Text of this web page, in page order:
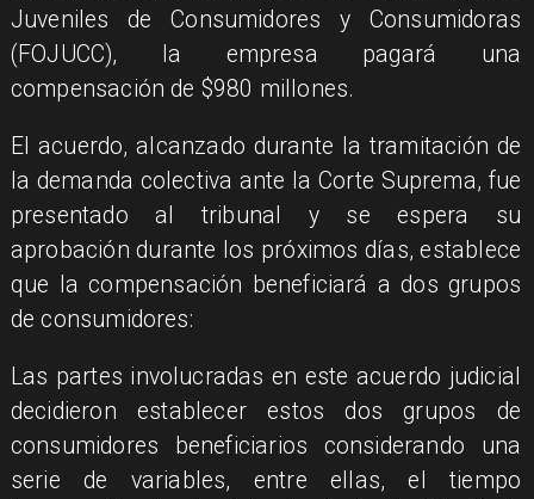
Juveniles de Consumidores y Consumidoras
(FOJUCC), la empresa pagará una
compensación de $980 millones.
El acuerdo, alcanzado durante la tramitación de
la demanda colectiva ante la Corte Suprema, fue
presentado al tribunal y se espera su
aprobación durante los próximos días, establece
que la compensación beneficiará a dos grupos
de consumidores:
Las partes involucradas en este acuerdo judicial
decidieron establecer estos dos grupos de
consumidores beneficiarios considerando una
serie de variables, entre ellas, el tiempo